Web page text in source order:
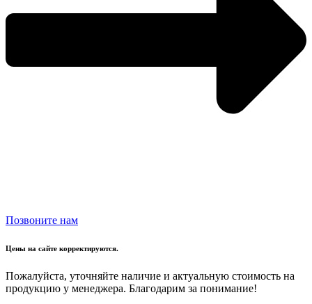
Позвоните нам
Цены на сайте корректируются.
Пожалуйста, уточняйте наличие и актуальную стоимость на
продукцию у менеджера. Благодарим за понимание!